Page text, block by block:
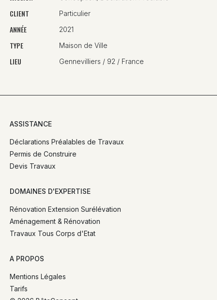
CLIENT
ANNÉE
TYPE
LIEU
Particulier
2021
Maison de Ville
Gennevilliers / 92 / France
ASSISTANCE
Déclarations Préalables de Travaux
Permis de Construire
Devis Travaux
DOMAINES D'EXPERTISE
Rénovation Extension Surélévation
Aménagement & Rénovation
Travaux Tous Corps d'Etat
A PROPOS
Mentions Légales
Tarifs